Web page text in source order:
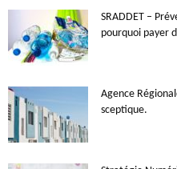
SRADDET –
pourquoi payer
Agence
sceptique.